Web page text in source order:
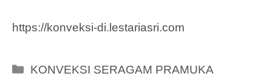
https://konveksi-di.lestariasri.com
Categories
KONVEKSI SERAGAM PRAMUKA